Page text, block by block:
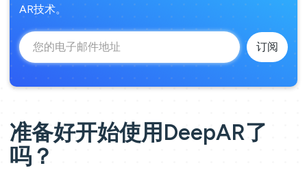
AR技术。
准备好开始使用DeepAR了
吗？